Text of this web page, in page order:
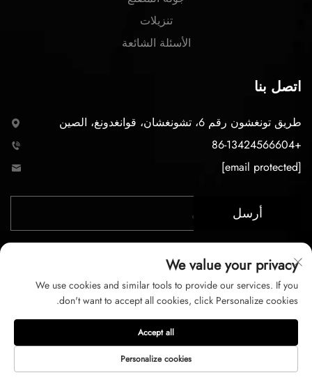
تنزيلات
الأسئلة الشائعة
اتصل بنا
طريق تونغشون رقم 6، تشونغشان، قوانغدونغ، الصين
+86-13424566604
[email protected]
أرسل
للإضاءة المحدودة. جميع الحقوق محفوظة
سياسة الخصوصية شروط الخدمة
We value your privacy
We use cookies and similar tools to provide our services. If you
don't want to accept all cookies, click Personalize cookies.
Personalize cookies
Accept all